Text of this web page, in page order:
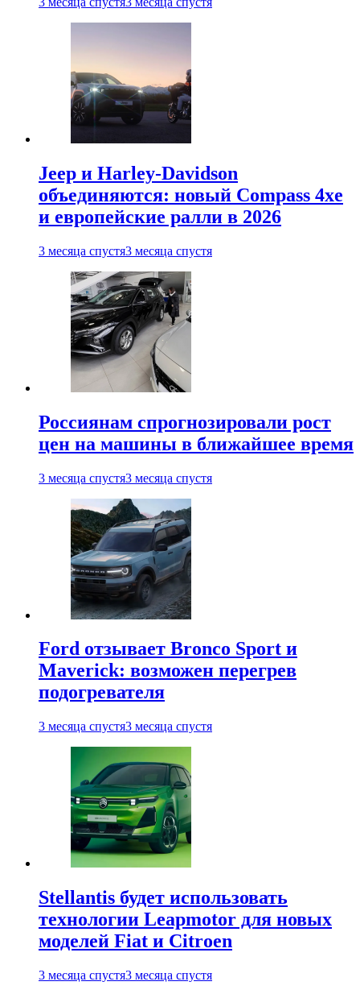
Jeep и Harley-Davidson
объединяются: новый Compass 4xe
и европейские ралли в 2026
3 месяца спустя3 месяца спустя
Россиянам спрогнозировали рост
цен на машины в ближайшее время
3 месяца спустя3 месяца спустя
Ford отзывает Bronco Sport и
Maverick: возможен перегрев
подогревателя
3 месяца спустя3 месяца спустя
Stellantis будет использовать
технологии Leapmotor для новых
моделей Fiat и Citroen
3 месяца спустя3 месяца спустя